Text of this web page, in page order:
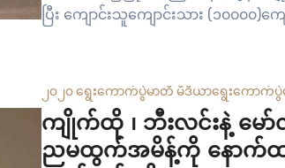
ပြီး ကျောင်းသူကျောင်းသား (၁၀၀၀၀)
အခက်အခဲတွေကို ရင်ဆိုင်နေရပါတယ်။
၂၀၂၀ ရွေးကောက်ပွဲမာတီ မီဒီယာရွေးကောက်ပွဲမ
ကျိုက်ထို ၊ ဘီးလင်းနဲ့ မေ
ညမထွက်အမိန့်ကို နောက်